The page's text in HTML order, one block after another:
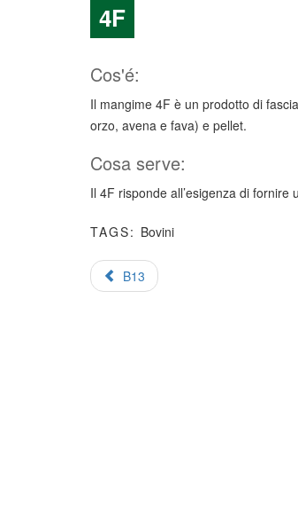
4F
Cos'é:
Il mangime 4F è un prodotto di
orzo, avena e fava) e pellet.
Cosa serve:
Il 4F risponde all’esigenza di fornire
TAGS: Bovini
B13